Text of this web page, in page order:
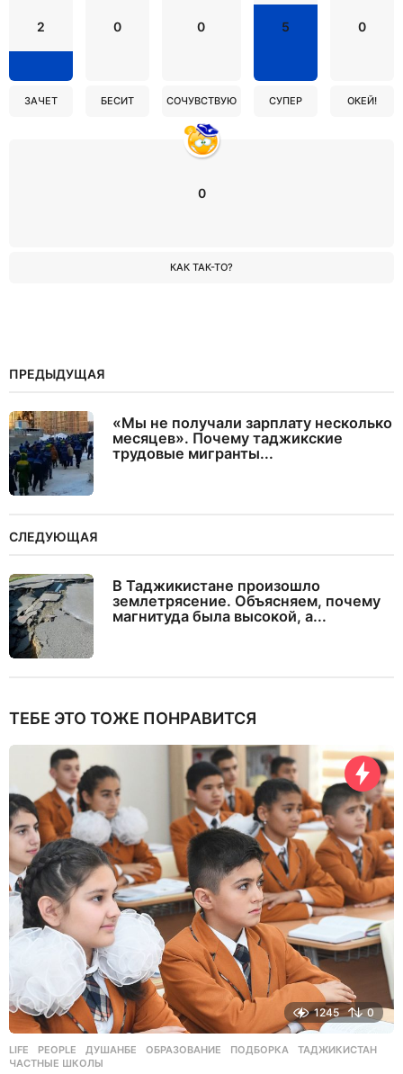
2
ЗАЧЕТ
0
БЕСИТ
0
СОЧУВСТВУЮ
5
СУПЕР
0
ОКЕЙ!
0
КАК ТАК-ТО?
ПРЕДЫДУЩАЯ
«Мы не получали зарплату несколько
месяцев». Почему таджикские
трудовые мигранты...
СЛЕДУЮЩАЯ
В Таджикистане произошло
землетрясение. Объясняем, почему
магнитуда была высокой, а...
ТЕБЕ ЭТО ТОЖЕ ПОНРАВИТСЯ
1245 0
LIFE ,PEOPLE ДУШАНБЕ ,ОБРАЗОВАНИЕ ,ПОДБОРКА ,ТАДЖИКИСТАН
ЧАСТНЫЕ ШКОЛЫ